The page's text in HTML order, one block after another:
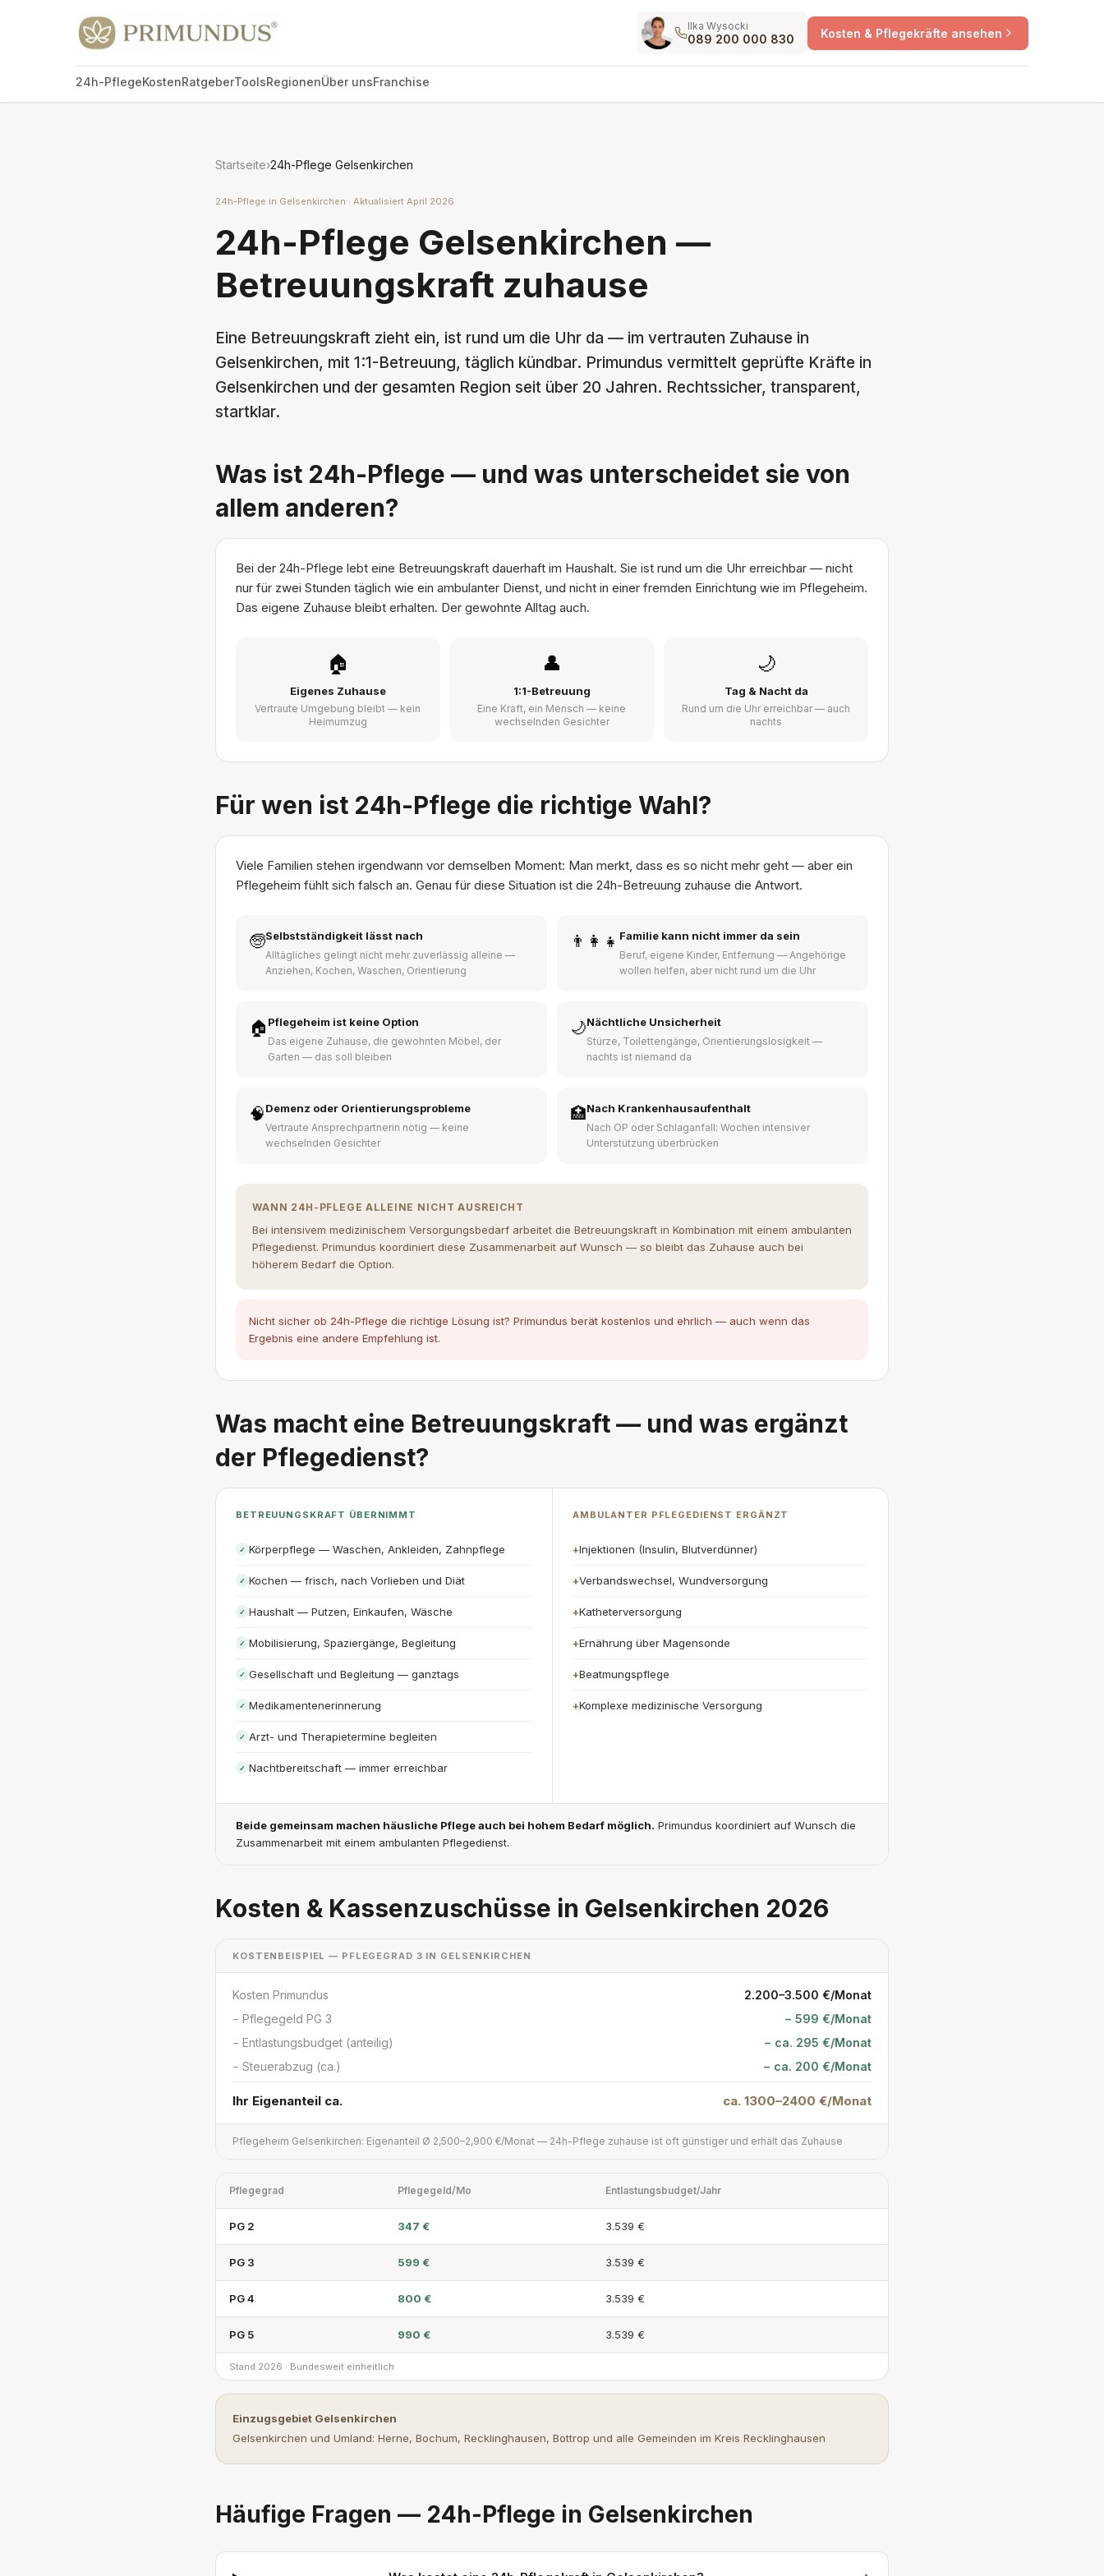
Ilka Wysocki
089 200 000 830 Kosten & Pflegekräfte ansehen
24h-PflegeKostenRatgeberToolsRegionenÜber unsFranchise
Startseite›24h-Pflege Gelsenkirchen
24h-Pflege in Gelsenkirchen · Aktualisiert April 2026
24h-Pflege Gelsenkirchen —
Betreuungskraft zuhause
Eine Betreuungskraft zieht ein, ist rund um die Uhr da — im vertrauten Zuhause in
Gelsenkirchen, mit 1:1-Betreuung, täglich kündbar. Primundus vermittelt geprüfte Kräfte in
Gelsenkirchen und der gesamten Region seit über 20 Jahren. Rechtssicher, transparent,
startklar.
Was ist 24h-Pflege — und was unterscheidet sie von
allem anderen?
Bei der 24h-Pflege lebt eine Betreuungskraft dauerhaft im Haushalt. Sie ist rund um die Uhr erreichbar — nicht
nur für zwei Stunden täglich wie ein ambulanter Dienst, und nicht in einer fremden Einrichtung wie im Pflegeheim.
Das eigene Zuhause bleibt erhalten. Der gewohnte Alltag auch.
🏠
Eigenes Zuhause
Vertraute Umgebung bleibt — kein
Heimumzug
👤
1:1-Betreuung
Eine Kraft, ein Mensch — keine
wechselnden Gesichter
🌙
Tag & Nacht da
Rund um die Uhr erreichbar — auch
nachts
Für wen ist 24h-Pflege die richtige Wahl?
Viele Familien stehen irgendwann vor demselben Moment: Man merkt, dass es so nicht mehr geht — aber ein
Pflegeheim fühlt sich falsch an. Genau für diese Situation ist die 24h-Betreuung zuhause die Antwort.
🧓Selbstständigkeit lässt nach
Alltägliches gelingt nicht mehr zuverlässig alleine —
Anziehen, Kochen, Waschen, Orientierung
👨‍👩‍👧 Familie kann nicht immer da sein
Beruf, eigene Kinder, Entfernung — Angehörige
wollen helfen, aber nicht rund um die Uhr
🏠 Pflegeheim ist keine Option
Das eigene Zuhause, die gewohnten Möbel, der
Garten — das soll bleiben
🌙Nächtliche Unsicherheit
Stürze, Toilettengänge, Orientierungslosigkeit —
nachts ist niemand da
🧠Demenz oder Orientierungsprobleme
Vertraute Ansprechpartnerin nötig — keine
wechselnden Gesichter
🏥Nach Krankenhausaufenthalt
Nach OP oder Schlaganfall: Wochen intensiver
Unterstützung überbrücken
WANN 24H-PFLEGE ALLEINE NICHT AUSREICHT
Bei intensivem medizinischem Versorgungsbedarf arbeitet die Betreuungskraft in Kombination mit einem ambulanten
Pflegedienst. Primundus koordiniert diese Zusammenarbeit auf Wunsch — so bleibt das Zuhause auch bei
höherem Bedarf die Option.
Nicht sicher ob 24h-Pflege die richtige Lösung ist? Primundus berät kostenlos und ehrlich — auch wenn das
Ergebnis eine andere Empfehlung ist.
Was macht eine Betreuungskraft — und was ergänzt
der Pflegedienst?
BETREUUNGSKRAFT ÜBERNIMMT
✓ Körperpflege — Waschen, Ankleiden, Zahnpflege
✓ Kochen — frisch, nach Vorlieben und Diät
✓ Haushalt — Putzen, Einkaufen, Wäsche
✓ Mobilisierung, Spaziergänge, Begleitung
✓ Gesellschaft und Begleitung — ganztags
✓ Medikamentenerinnerung
✓ Arzt- und Therapietermine begleiten
✓ Nachtbereitschaft — immer erreichbar
AMBULANTER PFLEGEDIENST ERGÄNZT
+Injektionen (Insulin, Blutverdünner)
+Verbandswechsel, Wundversorgung
+Katheterversorgung
+Ernährung über Magensonde
+Beatmungspflege
+Komplexe medizinische Versorgung
Beide gemeinsam machen häusliche Pflege auch bei hohem Bedarf möglich. Primundus koordiniert auf Wunsch die
Zusammenarbeit mit einem ambulanten Pflegedienst.
Kosten & Kassenzuschüsse in Gelsenkirchen 2026
KOSTENBEISPIEL — PFLEGEGRAD 3 IN GELSENKIRCHEN
Kosten Primundus
2.200–3.500 €/Monat
− Pflegegeld PG 3
− 599 €/Monat
− Entlastungsbudget (anteilig)
− ca. 295 €/Monat
− Steuerabzug (ca.)
− ca. 200 €/Monat
Ihr Eigenanteil ca. ca. 1300–2400 €/Monat
Pflegeheim Gelsenkirchen: Eigenanteil Ø 2,500–2,900 €/Monat — 24h-Pflege zuhause ist oft günstiger und erhält das Zuhause
Pflegegrad Pflegegeld/Mo Entlastungsbudget/Jahr
PG 2 347 € 3.539 €
PG 3 599 € 3.539 €
PG 4 800 € 3.539 €
PG 5 990 € 3.539 €
Stand 2026 · Bundesweit einheitlich
Einzugsgebiet Gelsenkirchen
Gelsenkirchen und Umland: Herne, Bochum, Recklinghausen, Bottrop und alle Gemeinden im Kreis Recklinghausen
Häufige Fragen — 24h-Pflege in Gelsenkirchen